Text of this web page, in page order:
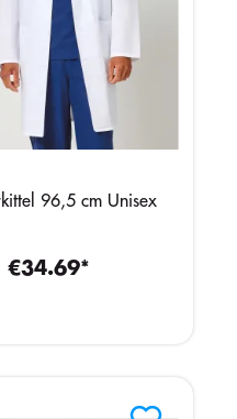
96,5 cm Unisex
€34.69*